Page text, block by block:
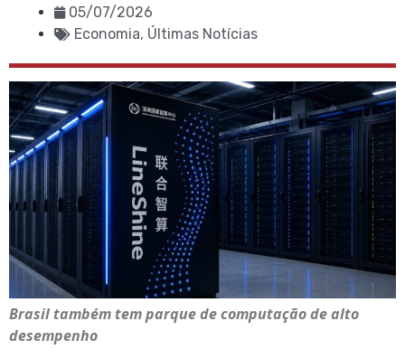
05/07/2026
Economia, Últimas Notícias
Brasil também tem parque de computação de alto
desempenho